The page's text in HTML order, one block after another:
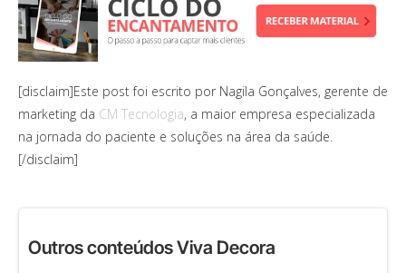
[disclaim]Este post foi escrito por Nagila Gonçalves, gerente de
marketing da CM Tecnologia, a maior empresa especializada
na jornada do paciente e soluções na área da saúde.
[/disclaim]
Outros conteúdos Viva Decora